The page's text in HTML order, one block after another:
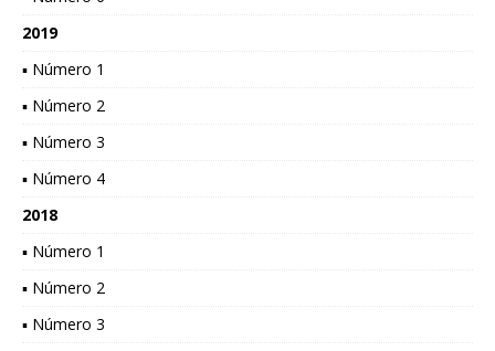
2019
▪ Número 1
▪ Número 2
▪ Número 3
▪ Número 4
2018
▪ Número 1
▪ Número 2
▪ Número 3